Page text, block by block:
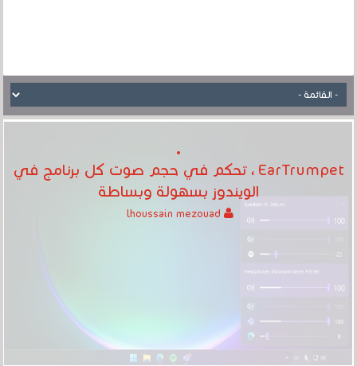
EarTrumpet ، تحكم في حجم صوت كل برنامج في
الويندوز بسهولة وبساطة